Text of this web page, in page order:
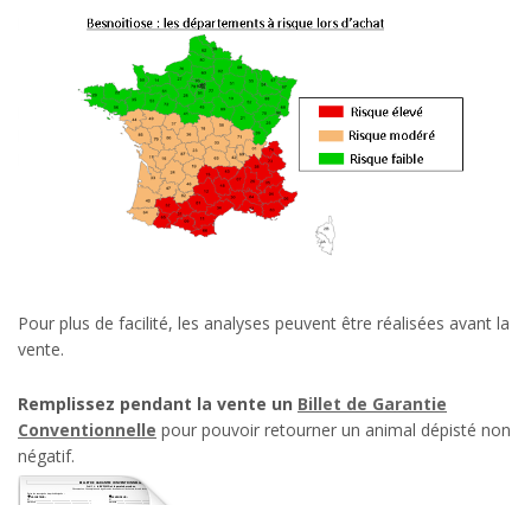
Pour plus de facilité, les analyses peuvent être réalisées avant la
vente.
Remplissez pendant la vente un Billet de Garantie
Conventionnelle pour pouvoir retourner un animal dépisté non
négatif.